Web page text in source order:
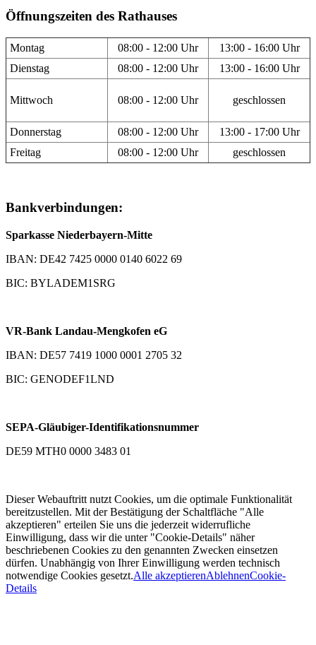
Öffnungszeiten des Rathauses
Montag 08:00 - 12:00 Uhr
13:00 - 16:00 Uhr
Dienstag
08:00 - 12:00 Uhr 13:00 - 16:00 Uhr
Mittwoch 08:00 - 12:00 Uhr geschlossen
Donnerstag 08:00 - 12:00 Uhr
13:00 - 17:00 Uhr
Freitag
08:00 - 12:00 Uhr geschlossen
Bankverbindungen:
Sparkasse Niederbayern-Mitte
IBAN: DE42 7425 0000 0140 6022 69
BIC: BYLADEM1SRG
VR-Bank Landau-Mengkofen eG
IBAN: DE57 7419 1000 0001 2705 32
BIC: GENODEF1LND
SEPA-Gläubiger-Identifikationsnummer
DE59 MTH0 0000 3483 01
Dieser Webauftritt nutzt Cookies, um die optimale Funktionalität
bereitzustellen. Mit der Bestätigung der Schaltfläche "Alle
akzeptieren" erteilen Sie uns die jederzeit widerrufliche
Einwilligung, dass wir die unter "Cookie-Details" näher
beschriebenen Cookies zu den genannten Zwecken einsetzen
dürfen. Unabhängig von Ihrer Einwilligung werden technisch
notwendige Cookies gesetzt.Alle akzeptierenAblehnenCookie-
Details